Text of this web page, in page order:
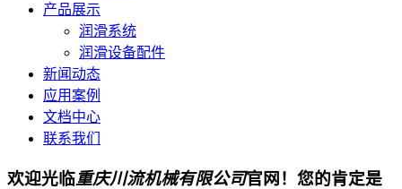
产品展示
润滑系统
润滑设备配件
新闻动态
应用案例
文档中心
联系我们
欢迎光临重庆川流机械有限公司官网！您的肯定是